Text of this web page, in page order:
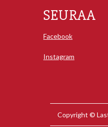
SEURAA
Facebook
Instagram
Copyright ©